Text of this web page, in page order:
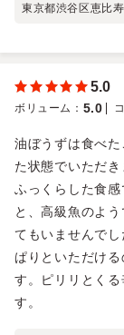
東京都渋谷区恵比寿
5.0
ボリューム ： 5.0
油ぼうずは食べ
た状態でいただ
ふっくらした食
と、高級魚のよ
てもいませんで
ぱりといただけ
す。ピリリとく
す。